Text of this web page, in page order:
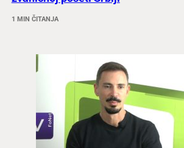
1 MIN ČITANJA